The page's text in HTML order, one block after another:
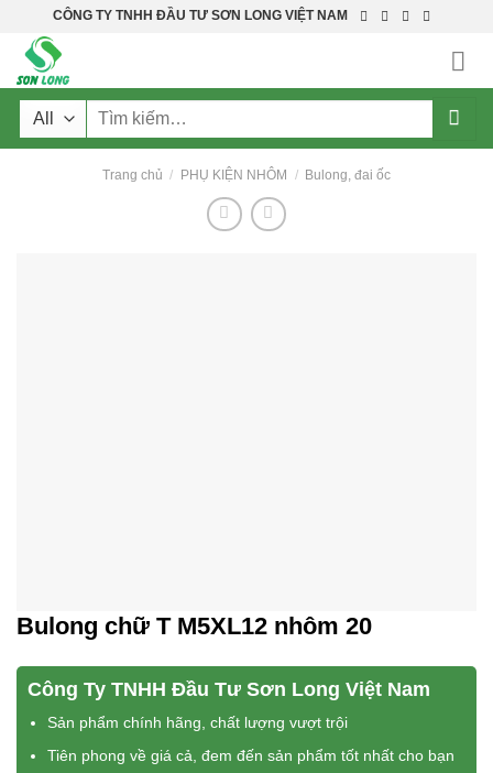
content
CÔNG TY TNHH ĐẦU TƯ SƠN LONG VIỆT NAM
Tìm
Trang chủ / PHỤ KIỆN NHÔM / Bulong, đai ốc
Bulong chữ T M5XL12 nhôm 20
Công Ty TNHH Đầu Tư Sơn Long Việt Nam
Sản phẩm chính hãng, chất lượng vượt trội
Tiên phong về giá cả, đem đến sản phẩm tốt nhất cho bạn